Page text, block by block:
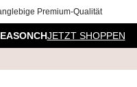
Premium-Qualität
JETZT SHOPPEN